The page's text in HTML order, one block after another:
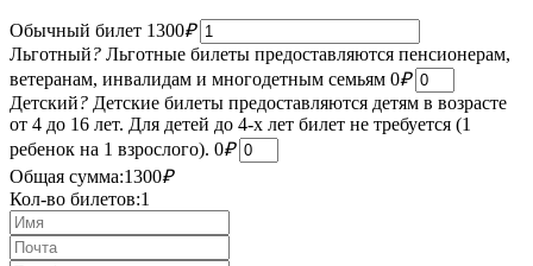
Обычный билет 1300₽
Льготный? Льготные билеты предоставляются пенсионерам,
ветеранам, инвалидам и многодетным семьям 0₽
Детский? Детские билеты предоставляются детям в возрасте
от 4 до 16 лет. Для детей до 4-х лет билет не требуется (1
ребенок на 1 взрослого). 0₽
Общая сумма:1300₽
Кол-во билетов:1